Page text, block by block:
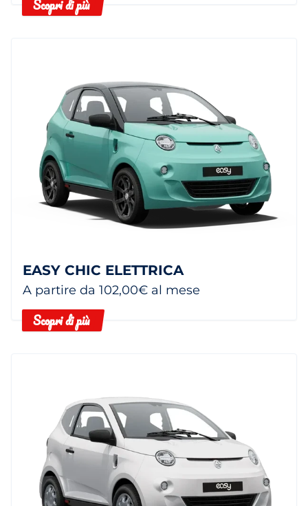
Scopri di più
EASY CHIC ELETTRICA
A partire da 102,00€ al mese
Scopri di più